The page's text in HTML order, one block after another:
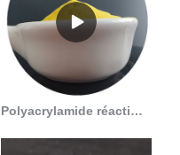
Polyacrylamide réactif chinois pour le traitement des eaux usées en Algérie